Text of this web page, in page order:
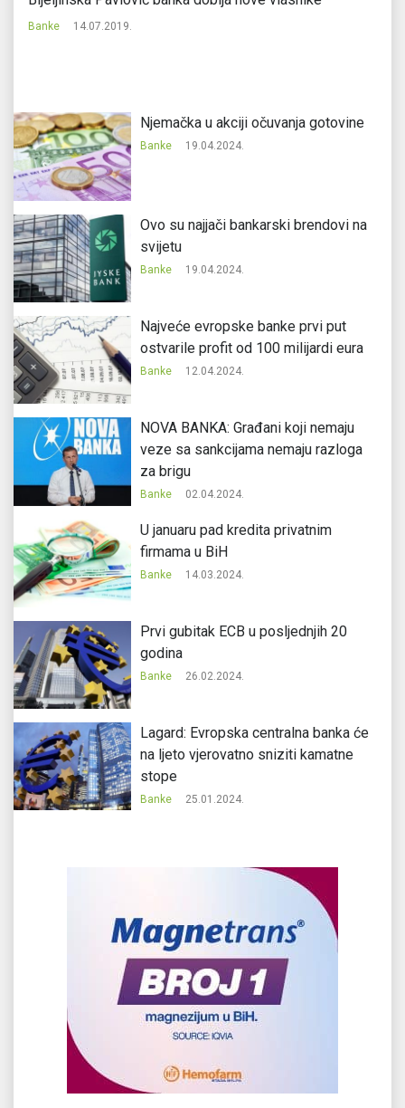
Banke 14.07.2019.
Njemačka u akciji očuvanja gotovine
Banke 19.04.2024.
Ovo su najjači bankarski brendovi na
svijetu
Banke 19.04.2024.
Najveće evropske banke prvi put
ostvarile profit od 100 milijardi eura
Banke 12.04.2024.
NOVA BANKA: Građani koji nemaju
veze sa sankcijama nemaju razloga
za brigu
Banke 02.04.2024.
U januaru pad kredita privatnim
firmama u BiH
Banke 14.03.2024.
Prvi gubitak ECB u posljednjih 20
godina
Banke 26.02.2024.
Lagard: Evropska centralna banka će
na ljeto vjerovatno sniziti kamatne
stope
Banke 25.01.2024.